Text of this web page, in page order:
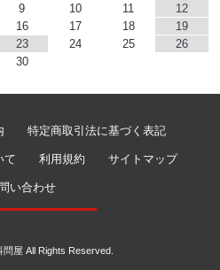
9 10 11
12
16 17 18
19
23 24 25
26
30
特定商取引法に基づく表記
て 利用規約 サイトマップ
い合わせ
屋 All Rights Reserved.